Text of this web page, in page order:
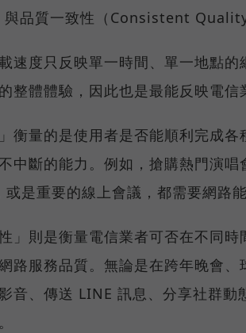
品質一致性（Consistent Quality
速度只反映單一時間、單一地點
整體體驗，因此也是最能反映電信
」衡量的是使用者是否能順利完成
中斷的能力。例如，搶購熱門演
是重要的線上會議，都需要網路
」則是衡量電信業者可否在不同
路服務品質。無論是在跨年晚會
音、傳送 LINE 訊息、分享社群動